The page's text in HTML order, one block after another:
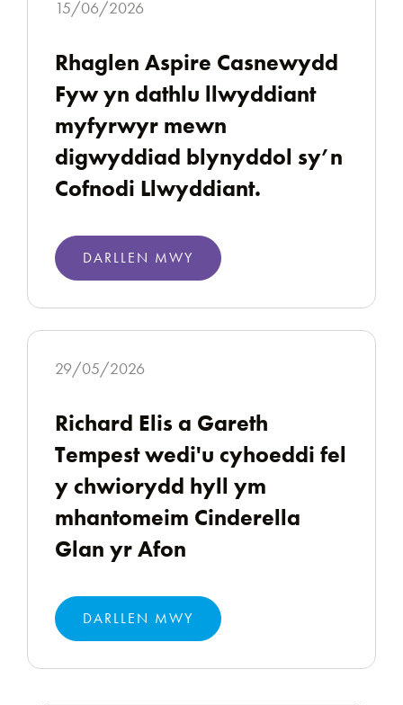
15/06/2026
Rhaglen Aspire Casnewydd
Fyw yn dathlu llwyddiant
myfyrwyr mewn
digwyddiad blynyddol sy’n
Cofnodi Llwyddiant.
DARLLEN MWY
29/05/2026
Richard Elis a Gareth
Tempest wedi'u cyhoeddi fel
y chwiorydd hyll ym
mhantomeim Cinderella
Glan yr Afon
DARLLEN MWY